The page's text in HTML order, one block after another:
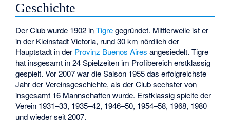
Geschichte
Der Club wurde 1902 inTigregegründet. Mittlerweile ist er
in der KleinstadtVictoria, rund 30 km nördlich der
Hauptstadt in der Provinz Buenos Aires angesiedelt. Tigre
hat insgesamt in 24 Spielzeiten im Profibereich erstklassig
gespielt. Vor 2007 war die Saison 1955 das erfolgreichste
Jahr der Vereinsgeschichte, als der Club sechster von
insgesamt 16 Mannschaften wurde. Erstklassig spielte der
Verein 1931–33, 1935–42, 1946–50, 1954–58, 1968, 1980
und wieder seit 2007.